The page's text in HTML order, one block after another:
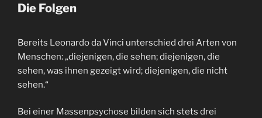
Die Folgen
Bereits Leonardo da Vinci unterschied drei Arten von
Menschen: „diejenigen, die sehen; diejenigen, die
sehen, was ihnen gezeigt wird; diejenigen, die nicht
sehen.“
Bei einer Massenpsychose bilden sich stets drei